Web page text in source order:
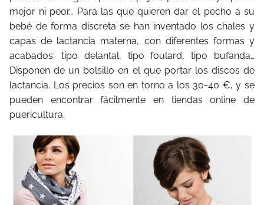
mejor ni peor… Para las que quieren dar el pecho a su
bebé de forma discreta se han inventado los chales y
capas de lactancia materna, con diferentes formas y
acabados: tipo delantal, tipo foulard, tipo bufanda…
Disponen de un bolsillo en el que portar los discos de
lactancia. Los precios son en torno a los 30-40 €, y se
pueden encontrar fácilmente en tiendas online de
puericultura.